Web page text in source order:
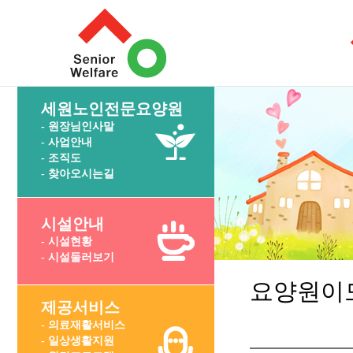
세원노인전문요양원
- 원장님인사말
- 사업안내
- 조직도
- 찾아오시는길
시설안내
- 시설현황
- 시설둘러보기
제공서비스
- 의료재활서비스
- 일상생활지원
요양원이